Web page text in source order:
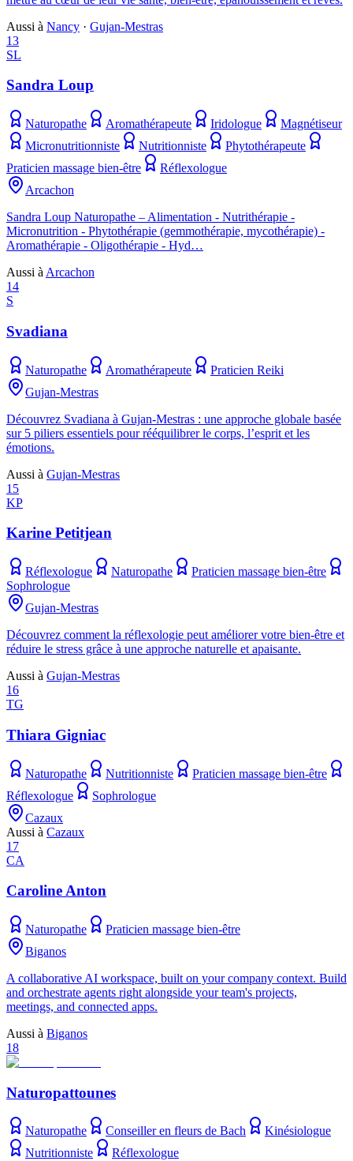
Aussi à Nancy · Gujan-Mestras
13
SL
Sandra Loup
Naturopathe Aromathérapeute Iridologue
Magnétiseur
Micronutritionniste
Nutritionniste
Phytothérapeute
Praticien massage bien-être
Réflexologue
Arcachon
Sandra Loup Naturopathe – Alimentation - Nutrithérapie -
Micronutrition - Phytothérapie (gemmothérapie, mycothérapie) -
Aromathérapie - Oligothérapie - Hyd…
Aussi à Arcachon
14
S
Svadiana
Naturopathe Aromathérapeute
Praticien Reiki
Gujan-Mestras
Découvrez Svadiana à Gujan-Mestras : une approche globale basée
sur 5 piliers essentiels pour rééquilibrer le corps, l’esprit et les
émotions.
Aussi à Gujan-Mestras
15
KP
Karine Petitjean
Réflexologue Naturopathe
Praticien massage bien-être
Sophrologue
Gujan-Mestras
Découvrez comment la réflexologie peut améliorer votre bien-être et
réduire le stress grâce à une approche naturelle et apaisante.
Aussi à Gujan-Mestras
16
TG
Thiara Gigniac
Naturopathe Nutritionniste
Praticien massage bien-être
Réflexologue
Sophrologue
Cazaux
Aussi à Cazaux
17
CA
Caroline Anton
Naturopathe
Praticien massage bien-être
Biganos
A collaborative AI workspace, built on your company context. Build
and orchestrate agents right alongside your team's projects,
meetings, and connected apps.
Aussi à Biganos
18
Naturopattounes
Naturopathe Conseiller en fleurs de Bach
Kinésiologue
Nutritionniste
Réflexologue